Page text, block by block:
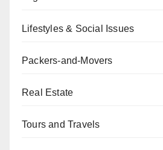
Lifestyles & Social Issues
Packers-and-Movers
Real Estate
Tours and Travels